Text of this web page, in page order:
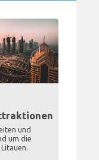
und
um die